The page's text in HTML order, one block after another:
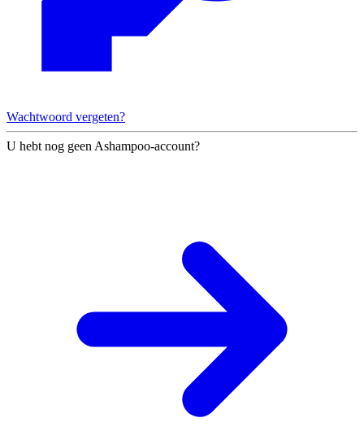
Wachtwoord vergeten?
U hebt nog geen Ashampoo-account?